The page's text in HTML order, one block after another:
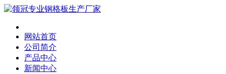
网站首页
公司简介
产品中心
新闻中心